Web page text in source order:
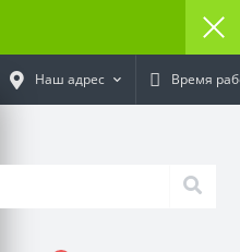
Наш адрес Время